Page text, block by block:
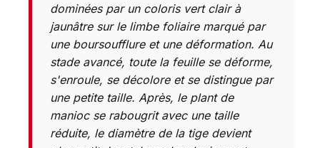
dominées par un coloris vert clair à
jaunâtre sur le limbe foliaire marqué par
une boursoufflure et une déformation. Au
stade avancé, toute la feuille se déforme,
s'enroule, se décolore et se distingue par
une petite taille. Après, le plant de
manioc se rabougrit avec une taille
réduite, le diamètre de la tige devient